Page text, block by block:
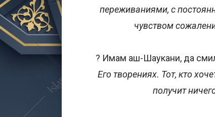
переживаниями, с
чувством
? Имам аш-Шаукани, да
Его творениях. Тот, кто
получит